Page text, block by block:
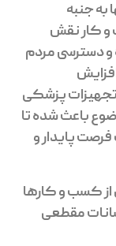
به جنبه
و کار نقش
و دسترسی مردم
تجهیزات پزشکی
باعث شده تا
پایدار و
از کسب و کارها
مقطعی